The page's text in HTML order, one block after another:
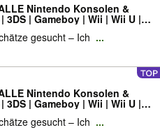
Nintendo Konsolen &
| 3DS | Gameboy | Wii | Wii U |
| Gamecube | Switch
gesucht – Ich ...
Nintendo Konsolen &
| 3DS | Gameboy | Wii | Wii U |
| Gamecube | Switch
gesucht – Ich ...